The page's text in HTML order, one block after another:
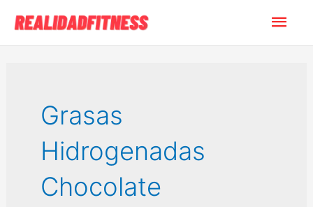
contenido
Grasas
Hidrogenadas
Chocolate